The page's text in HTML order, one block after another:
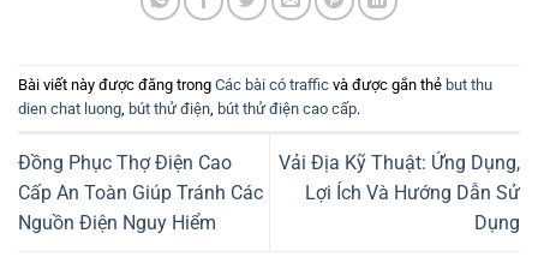
Bài viết này được đăng trong Các bài có traffic và được gắn thẻ but thu
dien chat luong, bút thử điện, bút thử điện cao cấp.
Đồng Phục Thợ Điện Cao
Cấp An Toàn Giúp Tránh Các
Nguồn Điện Nguy Hiểm
Vải Địa Kỹ Thuật: Ứng Dụng,
Lợi Ích Và Hướng Dẫn Sử
Dụng